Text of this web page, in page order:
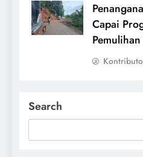
Capai
Search